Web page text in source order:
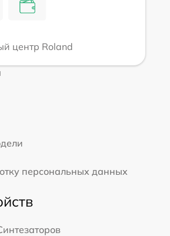
центр Roland
персональных данных